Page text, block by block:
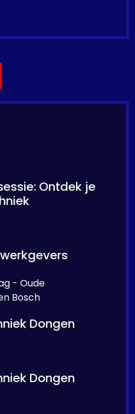
Ontdek je
- Oude
Bosch
Dongen
Dongen